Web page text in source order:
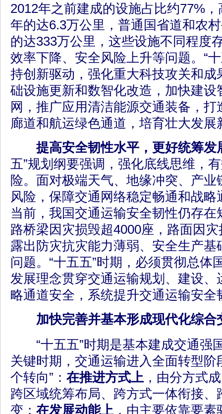
2012年之前建成的设施占比约77%
年的达6.3万公里，普通国省道和农
的达333万公里，这些设施不同程度
效率下降、安全风险上升等问题。“
持创新驱动，强化重大科技攻关和成
础设施更新和数智化改造，加快建设
网，推广应用清洁能源交通装备，
廊道和航运绿色通道，培育壮大发展
提高安全韧性水平，更好统筹发
五”规划纲要强调，强化底线思维，
险。面对极端天气、地缘冲突、产
风险，保障交通网络稳定畅通和战
当前，我国交通运输安全韧性仍存在
路桥梁因灾损毁超4000座，路面因
露出防灾抗灾能力薄弱、安全生产
问题。“十五五”时期，必须贯彻总体
发展理念贯穿交通运输规划、建设、
略通道安全，系统提升交通运输安全
加快完善并基本形成现代化综合
“十五五”时期是基本建成交通强
关键时期，交通运输进入全面转型阶
个转向”： 在推进方式上 ，由分方式
跨区域统筹布局、跨方式一体衔接、
变； 在发展动能上 ，由主要依靠要